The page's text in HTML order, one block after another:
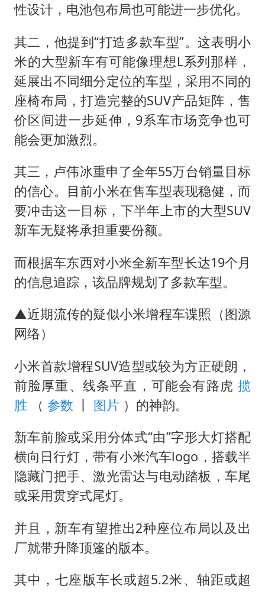
性设计，电池包布局也可能进一步优化。
其二，他提到“打造多款车型”。这表明小
米的大型新车有可能像理想L系列那样，
延展出不同细分定位的车型，采用不同的
座椅布局，打造完整的SUV产品矩阵，售
价区间进一步延伸，9系车市场竞争也可
能会更加激烈。
其三，卢伟冰重申了全年55万台销量目标
的信心。目前小米在售车型表现稳健，而
要冲击这一目标，下半年上市的大型SUV
新车无疑将承担重要份额。
而根据车东西对小米全新车型长达19个月
的信息追踪，该品牌规划了多款车型。
▲近期流传的疑似小米增程车谍照（图源
网络）
小米首款增程SUV造型或较为方正硬朗，
前脸厚重、线条平直，可能会有路虎 揽
胜
（ 参数 丨 图片 ）的神韵。
新车前脸或采用分体式“由”字形大灯搭配
横向日行灯，带有小米汽车logo，搭载半
隐藏门把手、激光雷达与电动踏板，车尾
或采用贯穿式尾灯。
并且，新车有望推出2种座位布局以及出
厂就带升降顶篷的版本。
其中，七座版车长或超5.2米、轴距或超